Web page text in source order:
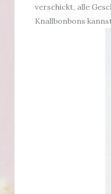
verschickt, alle
Knallbonbons